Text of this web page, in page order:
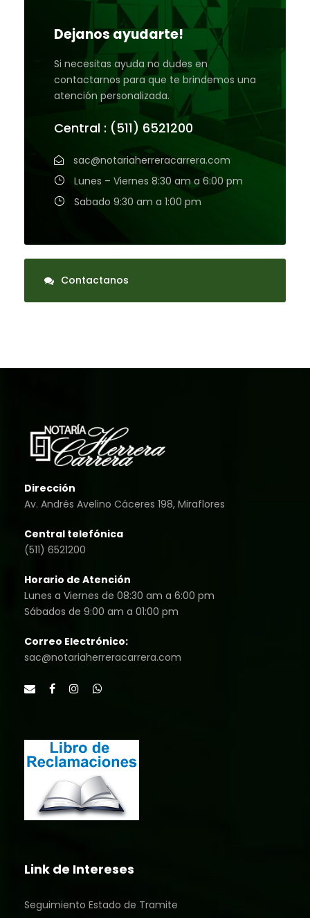
Dejanos ayudarte!
Si necesitas ayuda no dudes en
contactarnos para que te brindemos una
atención personalizada.
Central : (511) 6521200
sac@notariaherreracarrera.com
Lunes – Viernes 8:30 am a 6:00 pm
Sabado 9:30 am a 1:00 pm
Contactanos
Dirección
Av. Andrés Avelino Cáceres 198, Miraflores
Central telefónica
(511) 6521200
Horario de Atención
Lunes a Viernes de 08:30 am a 6:00 pm
Sábados de 9:00 am a 01:00 pm
Correo Electrónico:
sac@notariaherreracarrera.com
Link de Intereses
Seguimiento Estado de Tramite